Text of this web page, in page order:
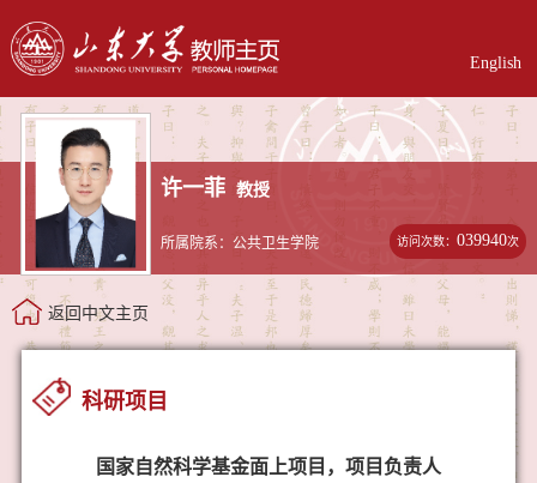
English
许一菲 教授
所属院系：公共卫生学院 访问次数：039940次
返回中文主页
科研项目
国家自然科学基金面上项目，项目负责人